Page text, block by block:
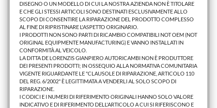
PARABREZZA SE LEON 2005> VR. C/FASCIA BLU
164,70 €
DISEGNO O UN MODELLO DI CUI LA NOSTRA AZIENDA NON È TITOLARE
E CHE GLI STESSI ARTICOLI SONO DESTINATI ESCLUSIVAMENTE ALLO
SCOPO DI CONSENTIRE LA RIPARAZIONE DEL PRODOTTO COMPLESSO
AL FINE DI RIPRISTINARE L'ASPETTO ORIGINARIO.
I PRODOTTI NON SONO PARTI DI RICAMBIO COMPATIBILI NOT OEM (NOT
ORIGINAL EQUIPMENTE MANUFACTURING) E VANNO INSTALLATI IN
CONFORMITÀ AL VEICOLO.
LA DITTA DE LORENZIS GIANPIERO AUTORICAMBI NON È PRODUTTORE
DEI PRESENTI PRODOTTI; IN OSSEQUIO ALLA NORMATIVA COMUNITARIA
VIGENTE RIGUARDANTE LE "CLAUSOLE DI RIPARAZIONE, ARTICOLO 110
DEL REG. 6/2002" È LEGITTIMATA A VENDERLI AL SOLO SCOPO DI
RIPARAZIONE.
I CODICI E I NUMERI DI RIFERIMENTO ORIGINALI HANNO SOLO VALORE
INDICATIVO E DI RIFERIMENTO DELL'ARTICOLO A CUI SI RIFERISCONO E